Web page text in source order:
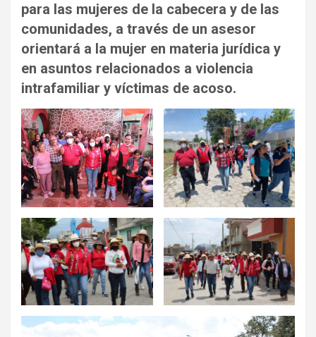
para las mujeres de la cabecera y de las
comunidades, a través de un asesor
orientará a la mujer en materia jurídica y
en asuntos relacionados a violencia
intrafamiliar y víctimas de acoso.